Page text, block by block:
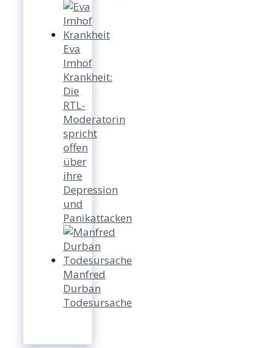
Eva
Imhof
Krankheit:
Die
RTL-
Moderatorin
spricht
offen
über
ihre
Depression
und
Panikattacken
Manfred
Durban
Todesursache